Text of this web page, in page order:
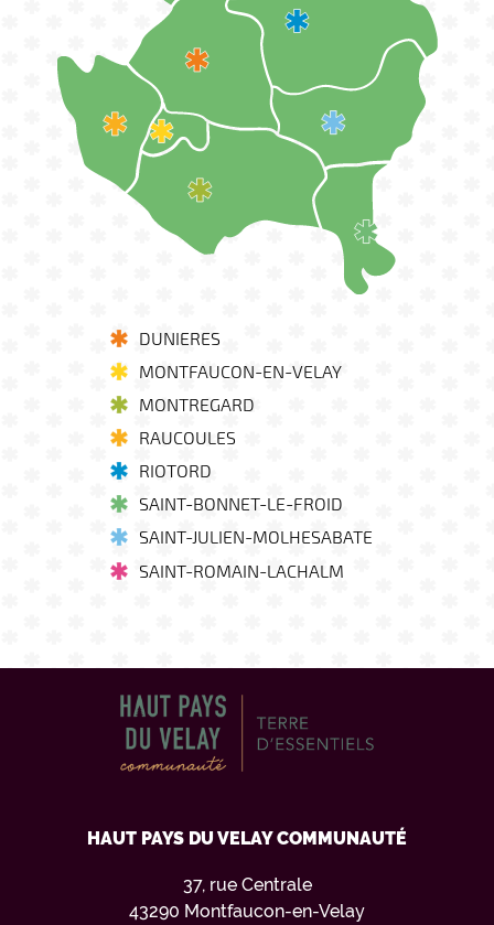
DUNIERES
MONTFAUCON-EN-VELAY
MONTREGARD
RAUCOULES
RIOTORD
SAINT-BONNET-LE-FROID
SAINT-JULIEN-MOLHESABATE
SAINT-ROMAIN-LACHALM
HAUT PAYS DU VELAY COMMUNAUTÉ
37, rue Centrale
43290 Montfaucon-en-Velay